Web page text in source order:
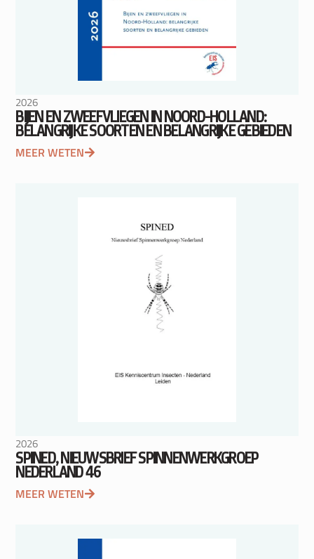
2026
BIJEN EN ZWEEFVLIEGEN IN NOORD-HOLLAND:
BELANGRIJKE SOORTEN EN BELANGRIJKE GEBIEDEN
MEER WETEN
2026
SPINED, NIEUWSBRIEF SPINNENWERKGROEP
NEDERLAND 46
MEER WETEN